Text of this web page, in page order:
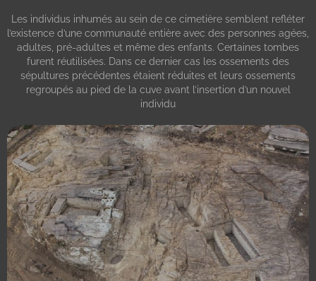
Les individus inhumés au sein de ce cimetière semblent refléter
l’existence d’une communauté entière avec des personnes agées,
adultes, pré-adultes et même des enfants. Certaines tombes
furent réutilisées. Dans ce dernier cas les ossements des
sépultures précédentes étaient réduites et leurs ossements
regroupés au pied de la cuve avant l’insertion d’un nouvel
individu